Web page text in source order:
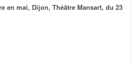
en mai, Dijon, Théâtre Mansart, du 23